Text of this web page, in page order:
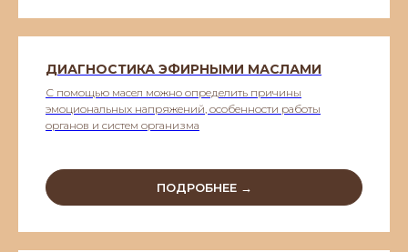
ДИАГНОСТИКА ЭФИРНЫМИ МАСЛАМИ
С помощью масел можно определить причины
эмоциональных напряжений, особенности работы
органов и систем организма
ПОДРОБНЕЕ →